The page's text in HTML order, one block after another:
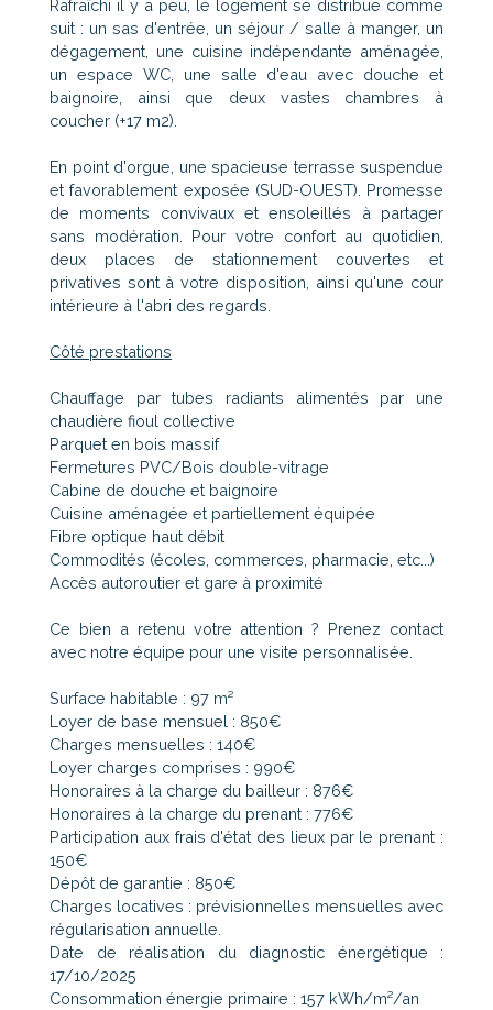
Rafraîchi il y a peu, le logement se distribue comme
suit : un sas d'entrée, un séjour / salle à manger, un
dégagement, une cuisine indépendante aménagée,
un espace WC, une salle d'eau avec douche et
baignoire, ainsi que deux vastes chambres à
coucher (+17 m2).
En point d'orgue, une spacieuse terrasse suspendue
et favorablement exposée (SUD-OUEST). Promesse
de moments convivaux et ensoleillés à partager
sans modération. Pour votre confort au quotidien,
deux places de stationnement couvertes et
privatives sont à votre disposition, ainsi qu'une cour
intérieure à l'abri des regards.
Côté prestations
Chauffage par tubes radiants alimentés par une
chaudière fioul collective
Parquet en bois massif
Fermetures PVC/Bois double-vitrage
Cabine de douche et baignoire
Cuisine aménagée et partiellement équipée
Fibre optique haut débit
Commodités (écoles, commerces, pharmacie, etc...)
Accès autoroutier et gare à proximité
Ce bien a retenu votre attention ? Prenez contact
avec notre équipe pour une visite personnalisée.
Surface habitable : 97 m²
Loyer de base mensuel : 850€
Charges mensuelles : 140€
Loyer charges comprises : 990€
Honoraires à la charge du bailleur : 876€
Honoraires à la charge du prenant : 776€
Participation aux frais d'état des lieux par le prenant :
150€
Dépôt de garantie : 850€
Charges locatives : prévisionnelles mensuelles avec
régularisation annuelle.
Date de réalisation du diagnostic énergétique :
17/10/2025
Consommation énergie primaire : 157 kWh/m²/an